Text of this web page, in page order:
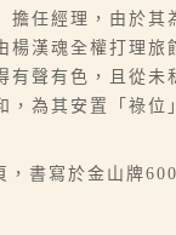
擔任經理，由於
楊漢魂全權打理
有聲有色，且從
，為其安置「祿
書寫於金山牌600